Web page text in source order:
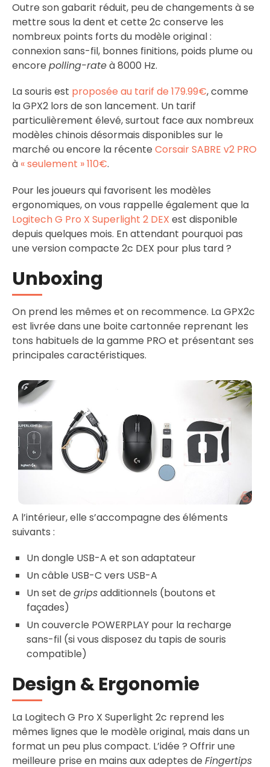
Outre son gabarit réduit, peu de changements à se
mettre sous la dent et cette 2c conserve les
nombreux points forts du modèle original :
connexion sans-fil, bonnes finitions, poids plume ou
encore polling-rateà 8000 Hz.
La souris est proposée au tarif de 179.99€, comme
la GPX2 lors de son lancement. Un tarif
particulièrement élevé, surtout face aux nombreux
modèles chinois désormais disponibles sur le
marché ou encore la récente Corsair SABRE v2 PRO
à « seulement » 110€.
Pour les joueurs qui favorisent les modèles
ergonomiques, on vous rappelle également que la
Logitech G Pro X Superlight 2 DEX est disponible
depuis quelques mois. En attendant pourquoi pas
une version compacte 2c DEX pour plus tard ?
Unboxing
On prend les mêmes et on recommence. La GPX2c
est livrée dans une boite cartonnée reprenant les
tons habituels de la gamme PRO et présentant ses
principales caractéristiques.
A l’intérieur, elle s’accompagne des éléments
suivants :
Un dongle USB-A et son adaptateur
Un câble USB-C vers USB-A
Un set de gripsadditionnels (boutons et
façades)
Un couvercle POWERPLAY pour la recharge
sans-fil (si vous disposez du tapis de souris
compatible)
Design & Ergonomie
La Logitech G Pro X Superlight 2c reprend les
mêmes lignes que le modèle original, mais dans un
format un peu plus compact. L’idée ? Offrir une
meilleure prise en mains aux adeptes de Fingertips